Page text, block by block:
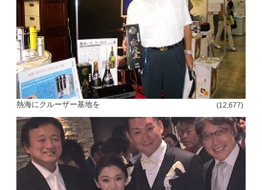
熱海にクルーザー基地を (12,677)